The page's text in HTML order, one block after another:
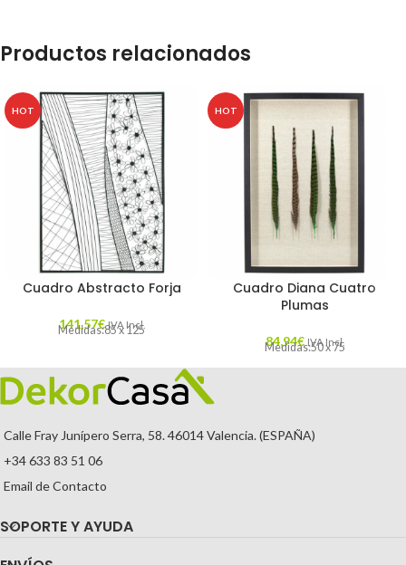
Productos relacionados
HOT
Cuadro Abstracto Forja
141,57€ IVA Incl.
Medidas:85 x 125
HOT
Cuadro Diana Cuatro
Plumas
84,94€ IVA Incl.
Medidas:50 x 75
Calle Fray Junípero Serra, 58. 46014 Valencia. (ESPAÑA)
+34 633 83 51 06
Email de Contacto
SOPORTE Y AYUDA